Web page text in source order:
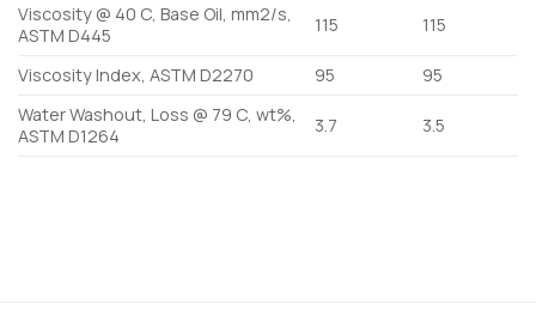
Viscosity @ 40 C, Base Oil, mm2/s,
ASTM D445
115 115
Viscosity Index, ASTM D2270 95
95
Water Washout, Loss @ 79 C, wt%,
ASTM D1264
3.7 3.5